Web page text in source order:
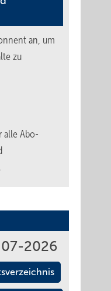
an, um
zu
alle Abo-
2026